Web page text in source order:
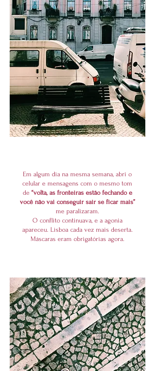
Em algum dia na mesma semana, abri o
celular e mensagens com o mesmo tom
de “volta, as fronteiras estão fechando e
você não vai conseguir sair se ficar mais”
me paralizaram.
O conflito continuava, e a agonia
apareceu. Lisboa cada vez mais deserta.
Máscaras eram obrigatórias agora.